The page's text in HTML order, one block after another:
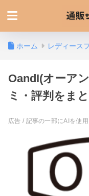
ホーム レディース
OandI(オーア
ミ・評判をま